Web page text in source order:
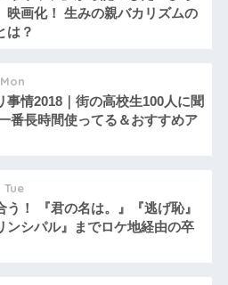
映画化！ 生みの親バカリズムの
は？
事情2018｜街の高校生100人に聞
Tue
う！ 『君の名は。』『逃げ恥』
ンシパル』までロケ地経由の卒